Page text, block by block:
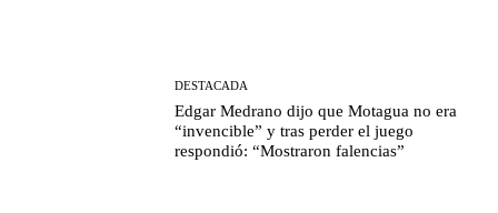
DESTACADA
Edgar Medrano dijo que Motagua no era
“invencible” y tras perder el juego
respondió: “Mostraron falencias”